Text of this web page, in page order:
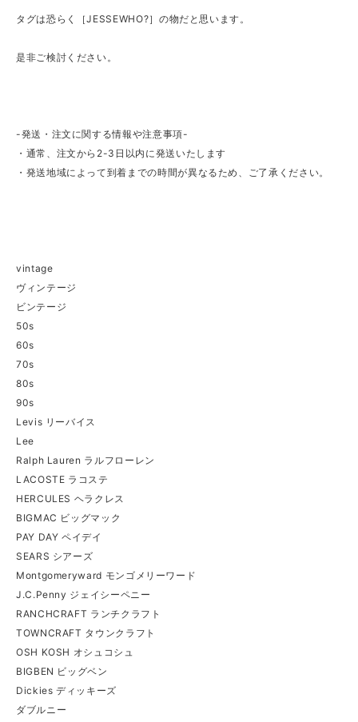
タグは恐らく［JESSEWHO?］の物だと思います。
是非ご検討ください。
-発送・注文に関する情報や注意事項-
・通常、注文から2-3日以内に発送いたします
・発送地域によって到着までの時間が異なるため、ご了承ください。
vintage
ヴィンテージ
ビンテージ
50s
60s
70s
80s
90s
Levis リーバイス
Lee
Ralph Lauren ラルフローレン
LACOSTE ラコステ
HERCULES ヘラクレス
BIGMAC ビッグマック
PAY DAY ペイデイ
SEARS シアーズ
Montgomeryward モンゴメリーワード
J.C.Penny ジェイシーペニー
RANCHCRAFT ランチクラフト
TOWNCRAFT タウンクラフト
OSH KOSH オシュコシュ
BIGBEN ビッグベン
Dickies ディッキーズ
ダブルニー